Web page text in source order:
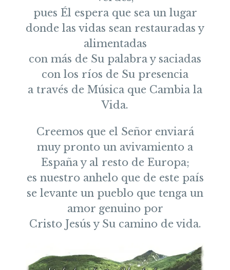
pues Él espera que sea un lugar
donde las vidas sean restauradas y
alimentadas
con más de Su palabra y saciadas
con los ríos de Su presencia
a través de Música que Cambia la
Vida.
Creemos que el Señor enviará
muy pronto un avivamiento a
España y al resto de Europa;
es nuestro anhelo que de este país
se levante un pueblo que tenga un
amor genuino por
Cristo Jesús y Su camino de vida.